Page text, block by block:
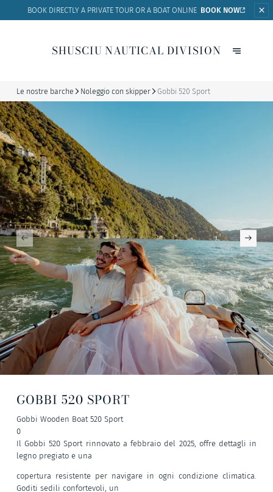
BOOK DIRECTLY A PRIVATE TOUR OR A BOAT ONLINE BOOK NOW
SHUSCIU NAUTICAL DIVISION
Le nostre barche Noleggio con skipper Gobbi 520 Sport
GOBBI 520 SPORT
Gobbi Wooden Boat 520 Sport
0
Il Gobbi 520 Sport rinnovato a febbraio del 2025, offre dettagli in
legno pregiato e una
copertura resistente per navigare in ogni condizione climatica.
Goditi sedili confortevoli, un